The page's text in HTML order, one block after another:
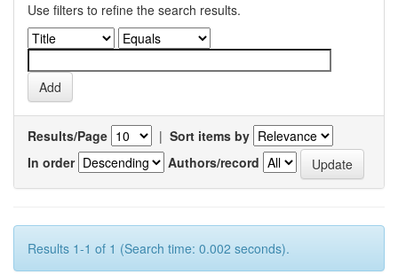
Use filters to refine the search results.
Results/Page | Sort items by
In order
Authors/record
Results 1-1 of 1 (Search time: 0.002 seconds).